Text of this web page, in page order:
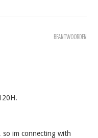
BEANTWOORDEN
im connecting with